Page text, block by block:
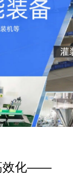
效化——